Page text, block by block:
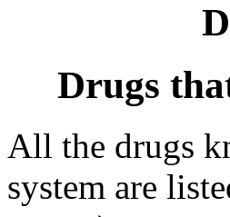
Drugs
All the drugs
system are